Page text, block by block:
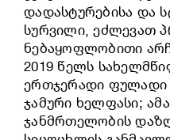
დადასტურებისა და
სურვილი, ეძლევათ
ნებაყოფლობითი
2019 წელს
ერთჯერადი
ჯამური ხელფასი;
ჯანმრთელობის